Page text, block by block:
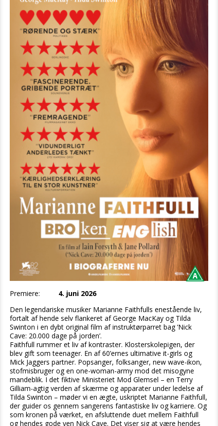
Premiere:
4. juni 2026
Den legendariske musiker Marianne Faithfulls enestående liv,
fortalt af hende selv flankeret af George MacKay og Tilda
Swinton i en dybt original film af instruktørparret bag ’Nick
Cave: 20.000 dage på jorden’.
Faithfull rummer et liv af kontraster. Klosterskolepigen, der
blev gift som teenager. En af 60’ernes ultimative it-girls og
Mick Jaggers partner. Popsanger, folksanger, new wave-ikon,
stofmisbruger og en one-woman-army mod det misogyne
mandeblik. I det fiktive Ministeriet Mod Glemsel – en Terry
Gilliam-agtig verden af skærme og apparater under ledelse af
Tilda Swinton – møder vi en ægte, uskriptet Marianne Faithfull,
der guider os gennem sangerens fantastiske liv og karriere. Og
som kronen på værket, en afsluttende duet mellem Faithfull
og hendes gode ven Nick Cave. Det viser sig at være hendes